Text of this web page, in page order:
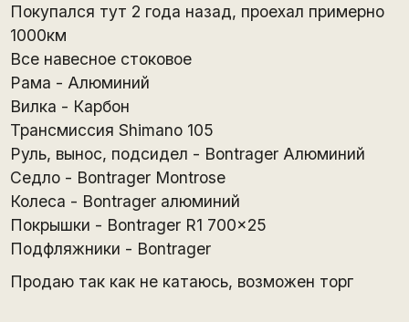
Покупался тут 2 года назад, проехал примерно
1000км
Все навесное стоковое
Рама - Алюминий
Вилка - Карбон
Трансмиссия Shimano 105
Руль, вынос, подсидел - Bontrager Алюминий
Седло - Bontrager Montrose
Колеса - Bontrager алюминий
Покрышки - Bontrager R1 700x25
Подфляжники - Bontrager
Продаю так как не катаюсь, возможен торг